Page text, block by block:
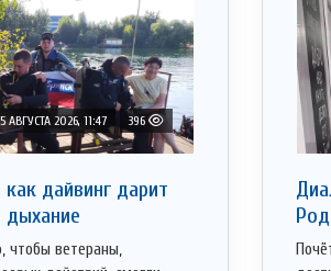
5 АВГУСТА 2026, 11:47 396
дайвинг дарит
дыхание
чтобы ветераны,